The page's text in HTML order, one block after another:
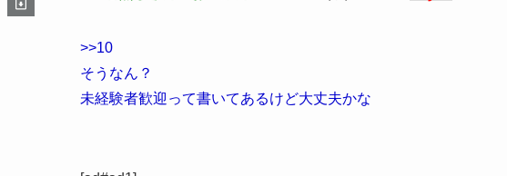
>>10
そうなん？
未経験者歓迎って書いてあるけど大丈夫かな